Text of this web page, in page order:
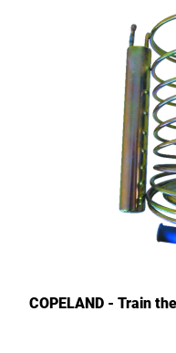
COPELAND - Train